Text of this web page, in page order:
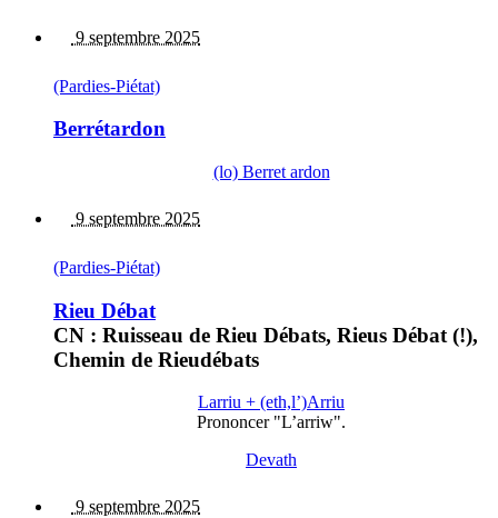
9 septembre 2025
(Pardies-Piétat)
Berrétardon
(lo) Berret ardon
9 septembre 2025
(Pardies-Piétat)
Rieu Débat
CN : Ruisseau de Rieu Débats, Rieus Débat (!),
Chemin de Rieudébats
Larriu + (eth,l’)Arriu
Prononcer "L’arriw".
Devath
9 septembre 2025